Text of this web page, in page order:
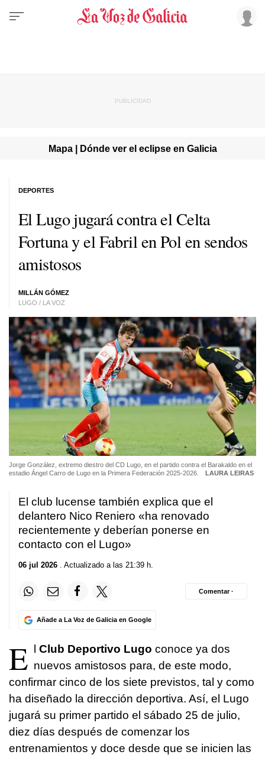
Mapa | Dónde ver el eclipse en Galicia
El Lugo jugará contra el Celta
Fortuna y el Fabril en Pol en sendos
amistosos
MILLÁN GÓMEZ
LUGO / LA VOZ
DEPORTES
Jorge González, extremo diestro del CD Lugo, en el partido contra el Barakaldo en el
estadio Ángel Carro de Lugo en la Primera Federación 2025-2026.
LAURA LEIRAS
El club lucense también explica que el
delantero Nico Reniero «ha renovado
recientemente y deberían ponerse en
contacto con el Lugo»
06 jul 2026 . Actualizado a las 21:39 h.
Añade a La Voz de Galicia en Google
Comentar ·
E Club Deportivo Lugo conoce ya dos
nuevos amistosos para, de este modo,
confirmar cinco de los siete previstos, tal y como
ha diseñado la dirección deportiva. Así, el Lugo
jugará su primer partido el sábado 25 de julio,
diez días después de comenzar los
entrenamientos y doce desde que se inicien las